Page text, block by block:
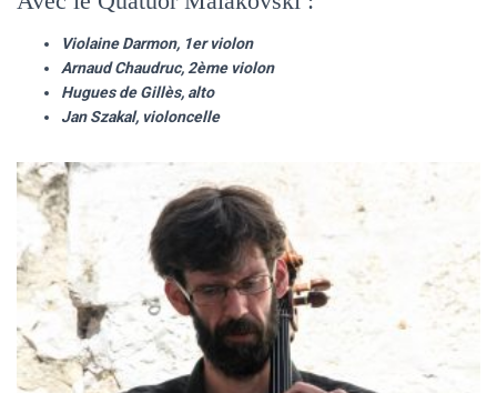
Violaine Darmon, 1er violon
Arnaud Chaudruc, 2ème violon
Hugues de Gillès, alto
Jan Szakal, violoncelle